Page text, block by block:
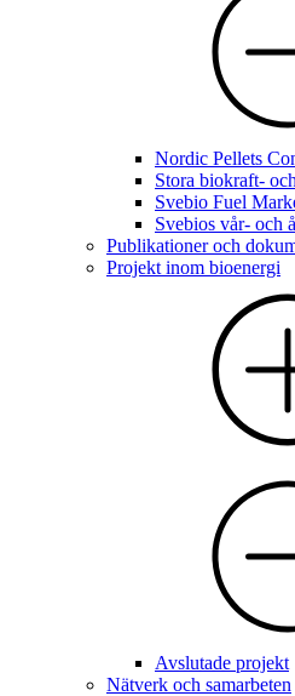
Nordic Pellets
Stora biokraft-
Svebio Fuel
Svebios vår- och
Publikationer och
Projekt inom bioenergi
Avslutade projekt
Nätverk och samarbeten